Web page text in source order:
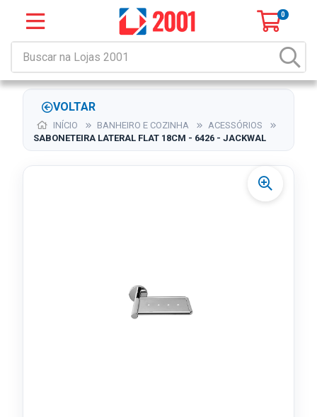
0
VOLTAR
INÍCIO BANHEIRO E COZINHA
ACESSÓRIOS
SABONETEIRA LATERAL FLAT 18CM - 6426 - JACKWAL